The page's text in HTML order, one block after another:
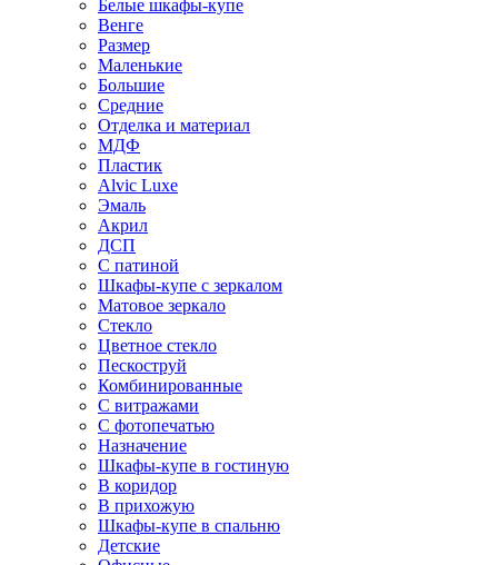
Белые шкафы-купе
Венге
Размер
Маленькие
Большие
Средние
Отделка и материал
МДФ
Пластик
Alvic Luxe
Эмаль
Акрил
ДСП
С патиной
Шкафы-купе с зеркалом
Матовое зеркало
Стекло
Цветное стекло
Пескоструй
Комбинированные
С витражами
С фотопечатью
Назначение
Шкафы-купе в гостиную
В коридор
В прихожую
Шкафы-купе в спальню
Детские